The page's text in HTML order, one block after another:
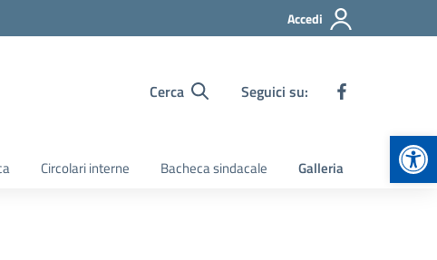
Accedi
Cerca Seguici su:
Circolari interne Bacheca sindacale Galleria